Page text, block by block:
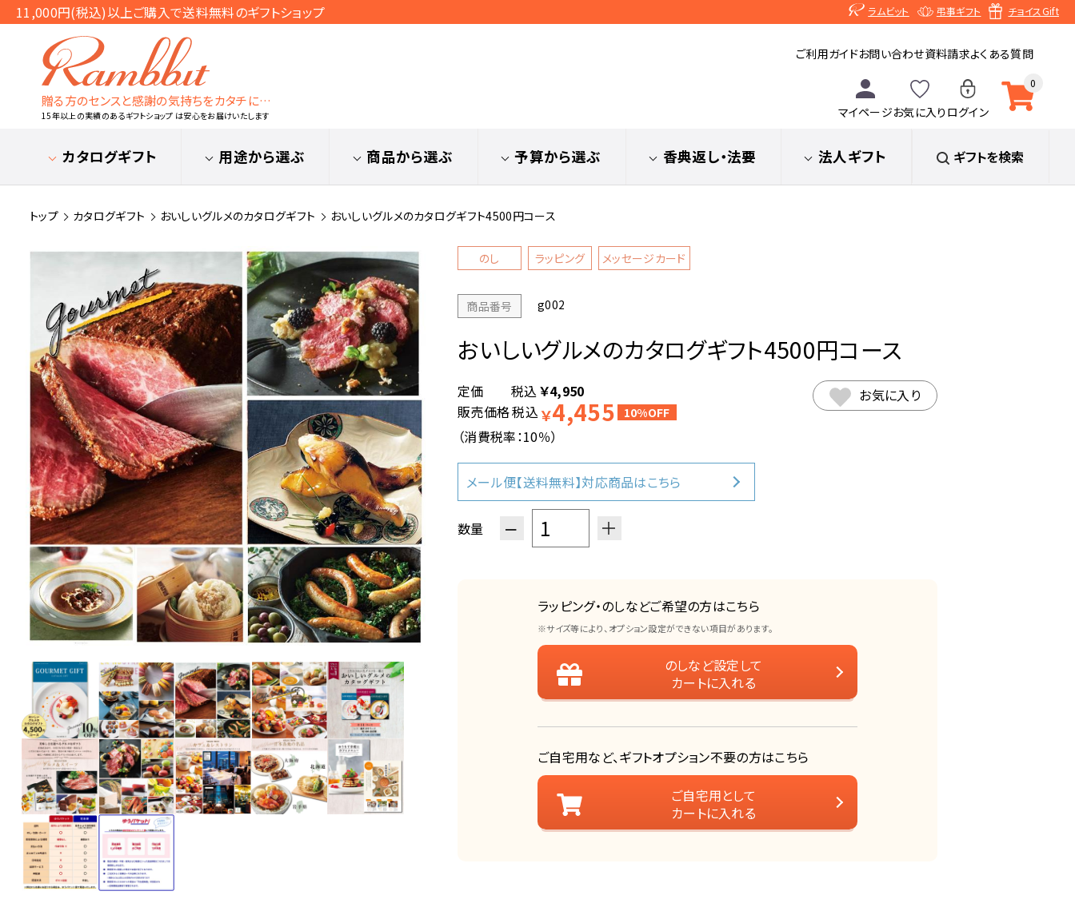
11,000円(税込)以上ご購入で送料無料のギフトショップ ラムビット 弔事ギフト チョイスGift
0
贈る方のセンスと感謝の気持ちをカタチに…
15年以上の実績のあるギフトショップ は安心をお届けいたします
ご利用ガイドお問い合わせ資料請求よくある質問
マイページお気に入り ログイン
カタログギフト 用途から選ぶ 商品から選ぶ 予算から選ぶ 香典返し・法要 法人ギフト ギフトを検索
トップ カタログギフト おいしいグルメのカタログギフト おいしいグルメのカタログギフト4500円コース
のし ラッピング メッセージカード
商品番号 g002
おいしいグルメのカタログギフト4500円コース
税込 ￥4,950
販売価格税込 ￥4,455 10%OFF
（消費税率：10％）
お気に入り
メール便【送料無料】対応商品はこちら
数量 − ＋
ラッピング・のしなどご希望の方はこちら
※サイズ等により、オプション設定ができない項目があります。
のしなど設定して
カートに入れる
ご自宅用など、ギフトオプション不要の方はこちら
ご自宅用として
カートに入れる